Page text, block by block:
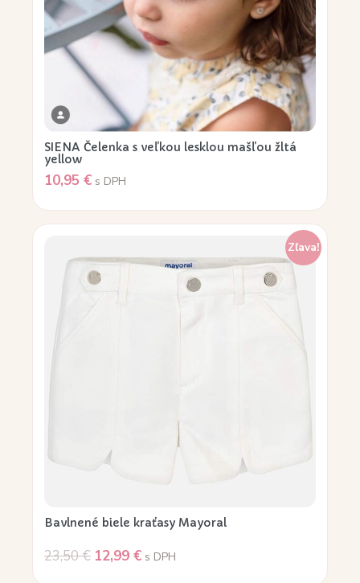
SIENA Čelenka s veľkou lesklou mašľou žltá
yellow
10,95 € s DPH
Zľava!
Bavlnené biele kraťasy Mayoral
23,50€ 12,99 € s DPH